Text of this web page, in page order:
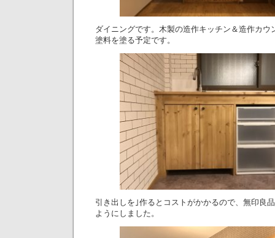
ダイニングです。木製の造作キッチン＆造作カウ
塗料を塗る予定です。
引き出しを｣作るとコストがかかるので、無印良
ようにしました。